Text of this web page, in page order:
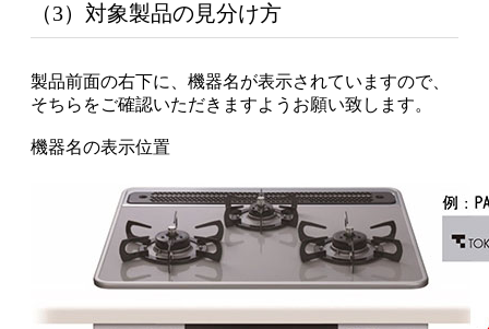
（3）対象製品の見分け方
製品前面の右下に、機器名が表示されていますので、
そちらをご確認いただきますようお願い致します。
機器名の表示位置